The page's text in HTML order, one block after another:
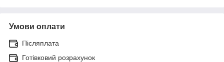
Умови оплати
Післяплата
Готівковий розрахунок